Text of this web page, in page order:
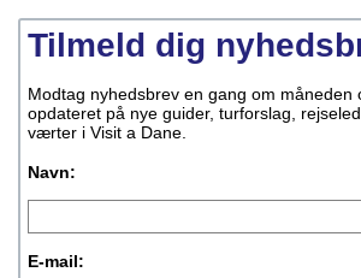
Tilmeld dig
Modtag nyhedsbrev en gang om måneden
opdateret på nye guider, turforslag,
værter i Visit a Dane.
Navn:
E-mail: